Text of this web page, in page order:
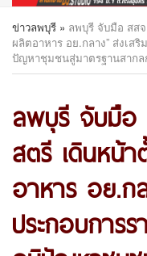
ข่าวลพบุรี » ลพบุรี จับมือ สส
ผลิตอาหาร อย.กลาง” ส่งเส
ปัญหาชุมชนสู่มาตรฐานสากล
ลพบุรี จับมือ
สตรี เดินหน้
อาหาร อย.ก
ประกอบการ